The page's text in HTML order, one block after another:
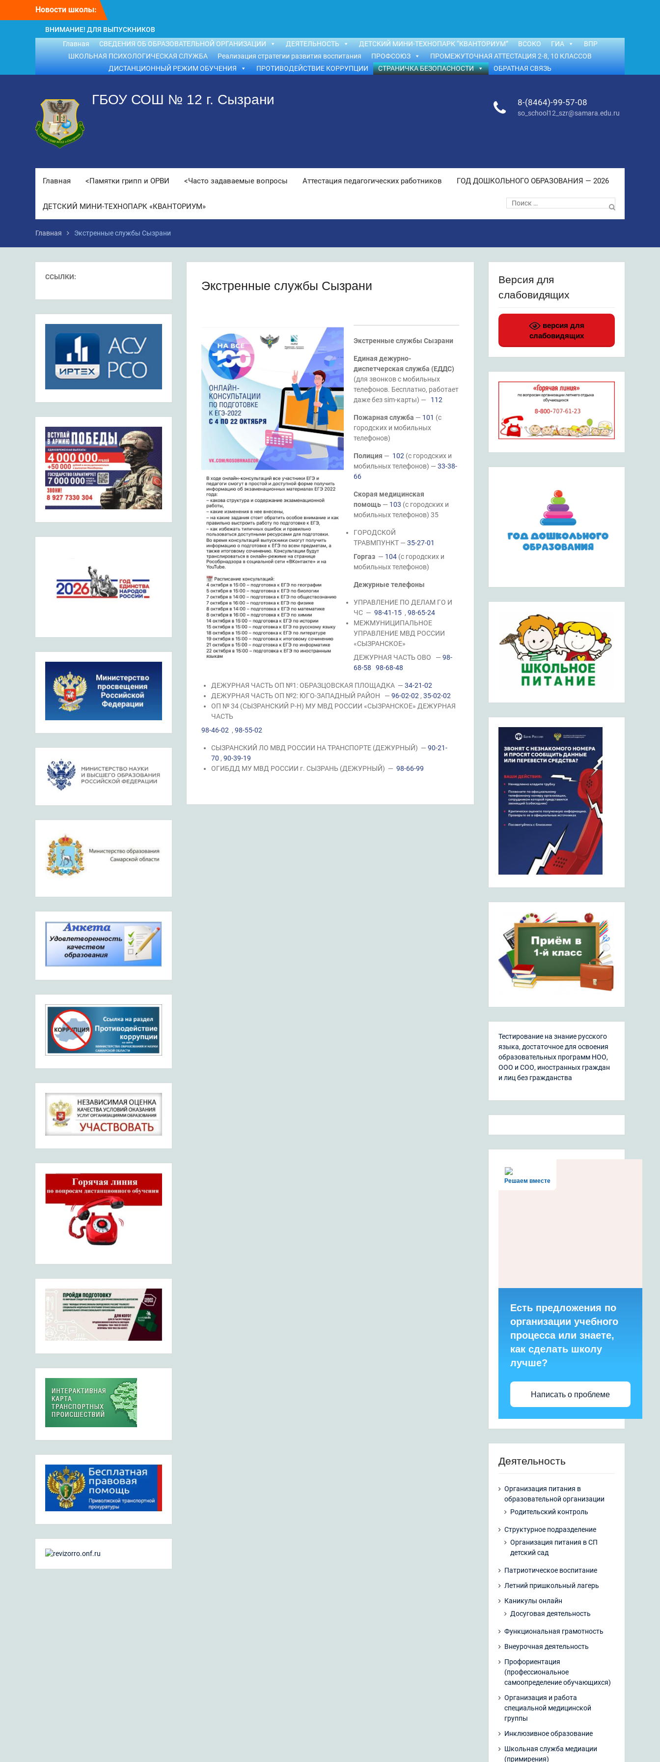
Новости школы:
ВНИМАНИЕ! ДЛЯ ВЫПУСКНИКОВ
ШКОЛЫ!
ВНИМАНИЕ!!! Летний отдых.
Главная СВЕДЕНИЯ ОБ ОБРАЗОВАТЕЛЬНОЙ ОРГАНИЗАЦИИ ДЕЯТЕЛЬНОСТЬ ДЕТСКИЙ МИНИ-ТЕХНОПАРК “КВАНТОРИУМ” ВСОКО ГИА
ВПР
ШКОЛЬНАЯ ПСИХОЛОГИЧЕСКАЯ СЛУЖБА
Реализация стратегии развития воспитания ПРОФСОЮЗ
ПРОМЕЖУТОЧНАЯ АТТЕСТАЦИЯ 2-8, 10 КЛАССОВ
ДИСТАНЦИОННЫЙ РЕЖИМ ОБУЧЕНИЯ
ПРОТИВОДЕЙСТВИЕ КОРРУПЦИИ СТРАНИЧКА БЕЗОПАСНОСТИ ОБРАТНАЯ СВЯЗЬ
ГБОУ СОШ № 12 г. Сызрани 8-(8464)-99-57-08
so_school12_szr@samara.edu.ru
Главная <Памятки грипп и ОРВИ <Часто задаваемые вопросы Аттестация педагогических работников ГОД ДОШКОЛЬНОГО ОБРАЗОВАНИЯ — 2026
ДЕТСКИЙ МИНИ-ТЕХНОПАРК «КВАНТОРИУМ»
Поиск
по:
Главная Экстренные службы Сызрани
Экстренные службы Сызрани
Экстренные службы Сызрани
Единая дежурно-
диспетчерская служба (ЕДДС)
(для звонков с мобильных
телефонов. Бесплатно, работает
даже без sim-карты) — 112
Пожарная служба — 101 (с
городских и мобильных
телефонов)
Полиция — 102 (с городских и
мобильных телефонов) — 33-38-
66
Скорая медицинская
помощь— 103 (с городских и
мобильных телефонов) 35
ГОРОДСКОЙ
ТРАВМПУНКТ — 35-27-01
Горгаз— 104(с городских и
мобильных телефонов)
Дежурные телефоны
УПРАВЛЕНИЕ ПО ДЕЛАМ ГО И
ЧС — 98-41-15, 98-65-24
МЕЖМУНИЦИПАЛЬНОЕ
УПРАВЛЕНИЕ МВД РОССИИ
«СЫЗРАНСКОЕ»
ДЕЖУРНАЯ ЧАСТЬ ОВО — 98-
68-58
98-68-48
ДЕЖУРНАЯ ЧАСТЬ ОП №1: ОБРАЗЦОВСКАЯ ПЛОЩАДКА — 34-21-02
ДЕЖУРНАЯ ЧАСТЬ ОП №2: ЮГО-ЗАПАДНЫЙ РАЙОН — 96-02-02 , 35-02-02
ОП № 34 (СЫЗРАНСКИЙ Р-Н) МУ МВД РОССИИ «СЫЗРАНСКОЕ» ДЕЖУРНАЯ
ЧАСТЬ
98-46-02 , 98-55-02
СЫЗРАНСКИЙ ЛО МВД РОССИИ НА ТРАНСПОРТЕ (ДЕЖУРНЫЙ) — 90-21-
70 , 90-39-19
ОГИБДД МУ МВД РОССИИ г. СЫЗРАНЬ (ДЕЖУРНЫЙ) — 98-66-99
Версия для
слабовидящих
версия для
слабовидящих
Тестирование на знание русского
языка, достаточное для освоения
образовательных программ НОО,
ООО и СОО, иностранных граждан
и лиц без гражданства
Решаем вместе
Есть предложения по
организации учебного
процесса или знаете,
как сделать школу
лучше?
Написать о проблеме
Деятельность
Организация питания в
образовательной организации
Родительский контроль
Структурное подразделение
Организация питания в СП
детский сад
Патриотическое воспитание
Летний пришкольный лагерь
Каникулы онлайн
Досуговая деятельность
Функциональная грамотность
Внеурочная деятельность
Профориентация
(профессиональное
самоопределение обучающихся)
Организация и работа
специальной медицинской
группы
Инклюзивное образование
Школьная служба медиации
(примирения)
ССЫЛКИ: